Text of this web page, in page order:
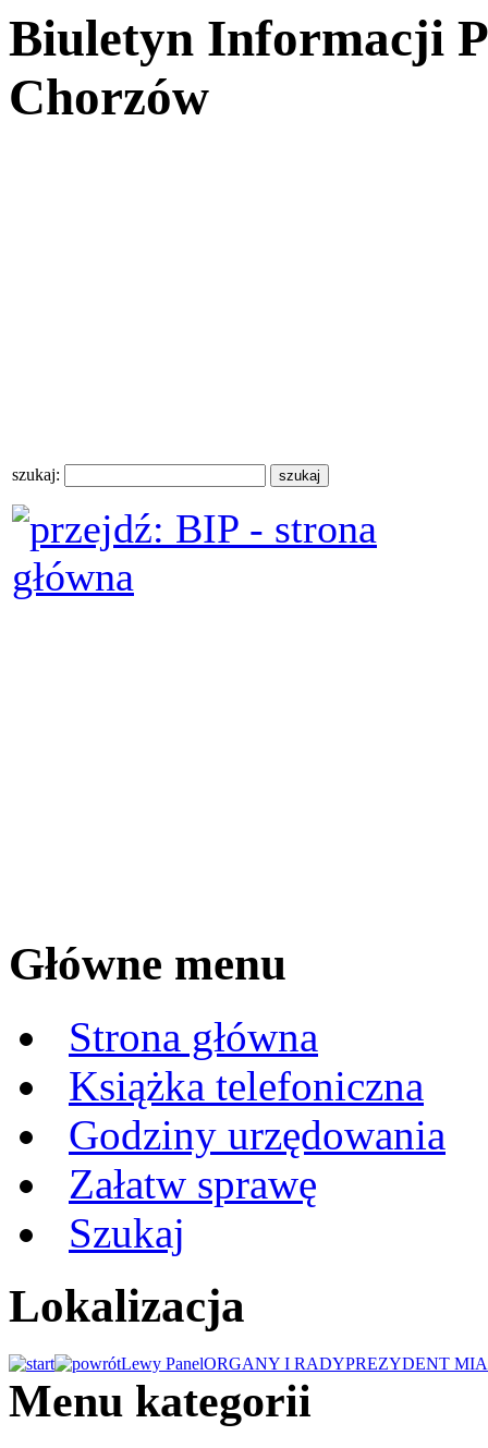
Biuletyn Informacji
Chorzów
szukaj:
Główne menu
Strona główna
Książka telefoniczna
Godziny urzędowania
Załatw sprawę
Szukaj
Lokalizacja
Lewy PanelORGANY I RADYPREZYDENT
Menu kategorii